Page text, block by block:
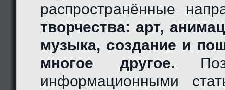
распространённые
творчества: арт,
музыка, создание и
многое другое.
информационными